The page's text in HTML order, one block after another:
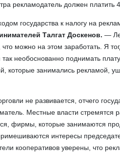
рекламодатель должен платить
государства к налогу на
Талгат Доскенов. —
можно на этом заработать. Я
необоснованно поднимать
которые занимались рекламой,
не развивается, отчего
Местные власти стремятся
фирмы, которые занимаются
интересы
кооперативов уверены, что